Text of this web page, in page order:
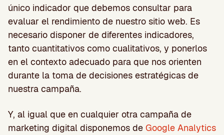
único indicador que debemos consultar para
evaluar el rendimiento de nuestro sitio web. Es
necesario disponer de diferentes indicadores,
tanto cuantitativos como cualitativos, y ponerlos
en el contexto adecuado para que nos orienten
durante la toma de decisiones estratégicas de
nuestra campaña.
Y, al igual que en cualquier otra campaña de
marketing digital disponemos de Google Analytics